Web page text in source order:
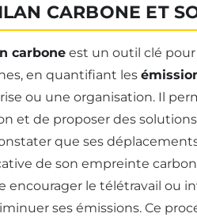
CARBONE ET
carbone est un outil clé
en quantifiant les
ou une organisation. Il
et de proposer des
que ses
de son empreinte
encourager le télétravail ou
ses émissions. Ce